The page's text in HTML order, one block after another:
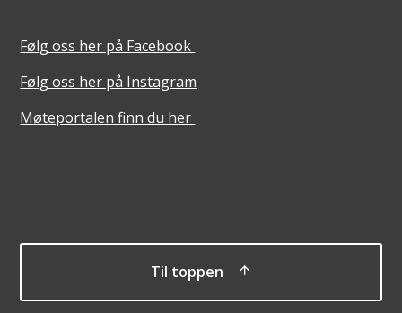
Følg oss her på Facebook
Følg oss her på Instagram
Møteportalen finn du her
Til toppen